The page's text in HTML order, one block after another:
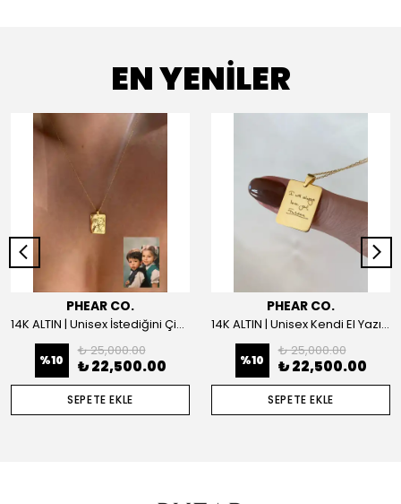
EN YENİLER
PHEAR CO.
14K ALTIN | Unisex İstediğini Çizdir Kolye
%10
₺ 25,000.00
₺ 22,500.00
SEPETE EKLE
PHEAR CO.
14K ALTIN | Unisex Kendi El Yazın ile İstediğini Yazdır Plaka Kolye
%10
₺ 25,000.00
₺ 22,500.00
SEPETE EKLE